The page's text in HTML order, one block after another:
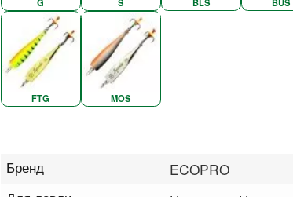
FTG MOS
Бренд
ECOPRO